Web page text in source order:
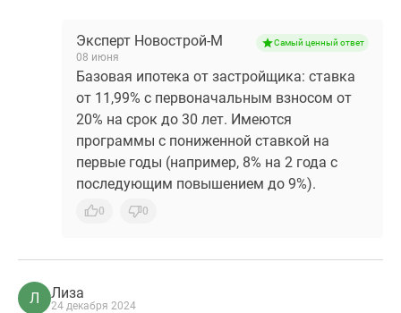
Эксперт Новострой-М
08 июня
Самый ценный ответ
Базовая ипотека от застройщика: ставка
от 11,99% с первоначальным взносом от
20% на срок до 30 лет. Имеются
программы с пониженной ставкой на
первые годы (например, 8% на 2 года с
последующим повышением до 9%).
0 0
Л Лиза
24 декабря 2024